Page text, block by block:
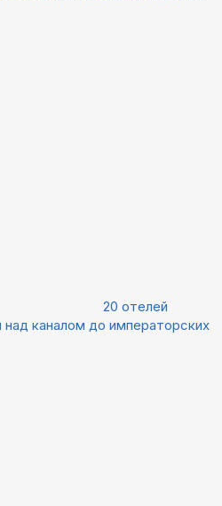
20 отелей
каналом до императорских